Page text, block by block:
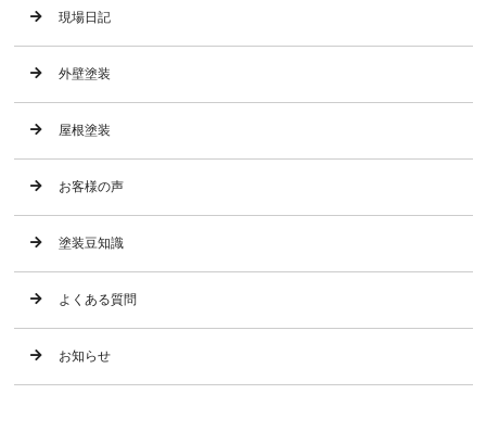
現場日記
外壁塗装
屋根塗装
お客様の声
塗装豆知識
よくある質問
お知らせ